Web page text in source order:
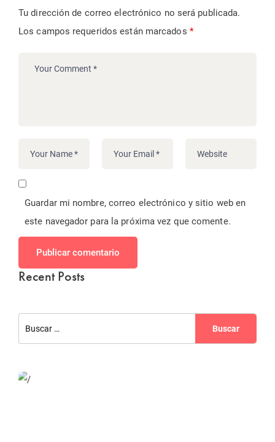
Tu dirección de correo electrónico no será publicada.
Los campos requeridos están marcados *
Guardar mi nombre, correo electrónico y sitio web en
este navegador para la próxima vez que comente.
Publicar comentario
Recent Posts